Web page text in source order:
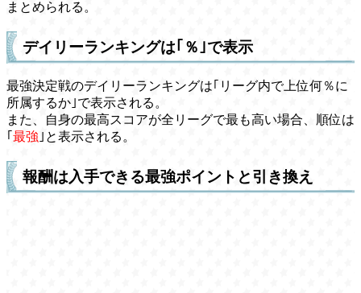
まとめられる。
デイリーランキングは｢％｣で表示
最強決定戦のデイリーランキングは｢リーグ内で上位何％に
所属するか｣で表示される。
また、自身の最高スコアが全リーグで最も高い場合、順位は
｢ 最強 ｣と表示される。
報酬は入手できる最強ポイントと引き換え